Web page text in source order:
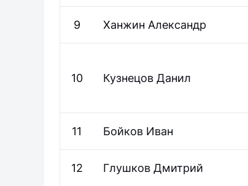
9 Ханжин Александр
10 Кузнецов Данил
11 Бойков Иван
12 Глушков Дмитрий